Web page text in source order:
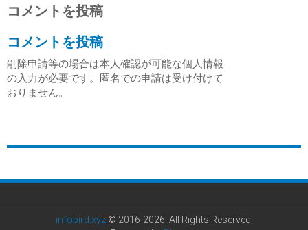
コメントを投稿
コメントを投稿
削除申請等の場合は本人確認が可能な個人情報
の入力が必要です。匿名での申請は受け付けて
おりません。
infobird.xyz© 2016-2026. All Rights Reserved.